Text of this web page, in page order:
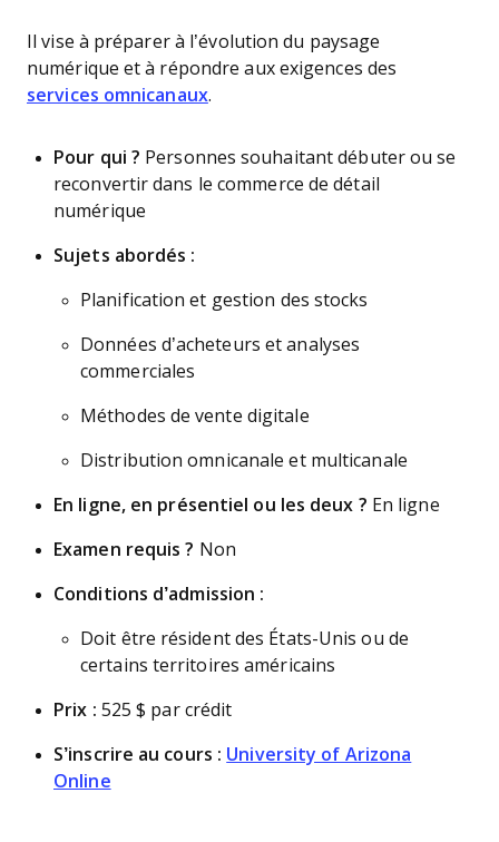
Il vise à préparer à l’évolution du paysage
numérique et à répondre aux exigences des
services omnicanaux.
Pour qui ? Personnes souhaitant débuter ou se
reconvertir dans le commerce de détail
numérique
Sujets abordés :
Planification et gestion des stocks
Données d’acheteurs et analyses
commerciales
Méthodes de vente digitale
Distribution omnicanale et multicanale
En ligne, en présentiel ou les deux ? En ligne
Examen requis ? Non
Conditions d’admission :
Doit être résident des États-Unis ou de
certains territoires américains
Prix : 525 $ par crédit
S’inscrire au cours : University of Arizona
Online